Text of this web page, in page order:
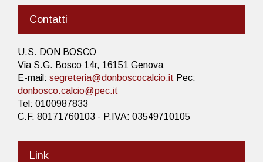
Contatti
U.S. DON BOSCO
Via S.G. Bosco 14r, 16151 Genova
E-mail: segreteria@donboscocalcio.it Pec:
donbosco.calcio@pec.it
Tel: 0100987833
C.F. 80171760103 - P.IVA: 03549710105
Link